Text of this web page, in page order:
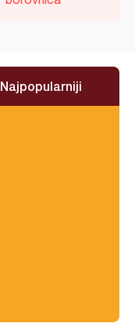
Najpopularniji